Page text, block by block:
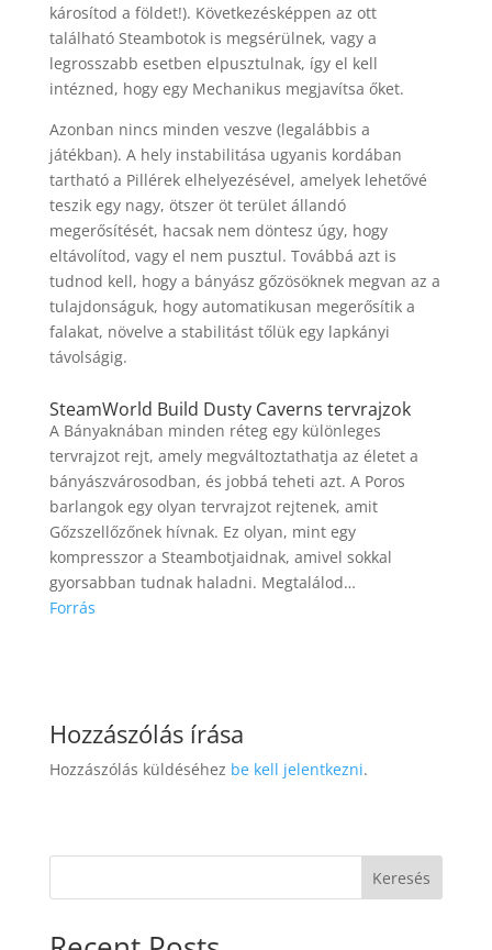
károsítod a földet!). Következésképpen az ott
található Steambotok is megsérülnek, vagy a
legrosszabb esetben elpusztulnak, így el kell
intézned, hogy egy Mechanikus megjavítsa őket.
Azonban nincs minden veszve (legalábbis a
játékban). A hely instabilitása ugyanis kordában
tartható a Pillérek elhelyezésével, amelyek lehetővé
teszik egy nagy, ötszer öt terület állandó
megerősítését, hacsak nem döntesz úgy, hogy
eltávolítod, vagy el nem pusztul. Továbbá azt is
tudnod kell, hogy a bányász gőzösöknek megvan az a
tulajdonságuk, hogy automatikusan megerősítik a
falakat, növelve a stabilitást tőlük egy lapkányi
távolságig.
SteamWorld Build Dusty Caverns tervrajzok
A Bányaknában minden réteg egy különleges
tervrajzot rejt, amely megváltoztathatja az életet a
bányászvárosodban, és jobbá teheti azt. A Poros
barlangok egy olyan tervrajzot rejtenek, amit
Gőzszellőzőnek hívnak. Ez olyan, mint egy
kompresszor a Steambotjaidnak, amivel sokkal
gyorsabban tudnak haladni. Megtalálod…
Forrás
Hozzászólás írása
Hozzászólás küldéséhez be kell jelentkezni.
Keresés